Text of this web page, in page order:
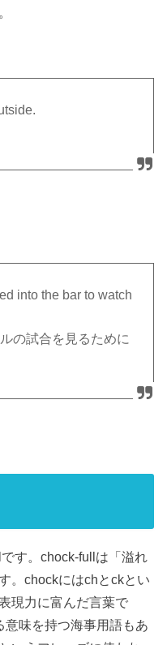
into the bar to watch
の試合を見るために
す。chock-fullは「溢れ
。chockにはchとckとい
現力に富んだ言葉で
味を持つ海事用語もあ